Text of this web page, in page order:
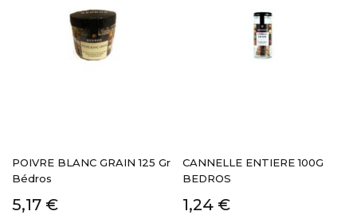
POIVRE BLANC GRAIN 125 Gr
Bédros
5,17 €
CANNELLE ENTIERE 100G
BEDROS
1,24 €